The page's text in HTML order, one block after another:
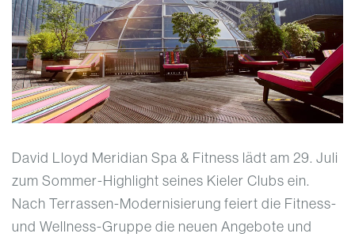
David Lloyd Meridian Spa & Fitness lädt am 29. Juli
zum Sommer-Highlight seines Kieler Clubs ein.
Nach Terrassen-Modernisierung feiert die Fitness-
und Wellness-Gruppe die neuen Angebote und